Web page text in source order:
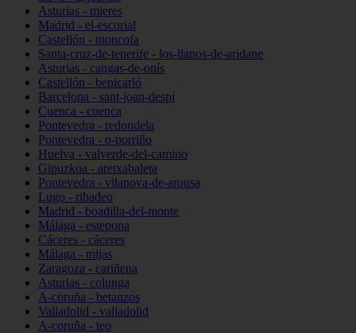
Asturias - mieres
Madrid - el-escorial
Castellón - moncofa
Santa-cruz-de-tenerife - los-llanos-de-aridane
Asturias - cangas-de-onís
Castellón - benicarló
Barcelona - sant-joan-despí
Cuenca - cuenca
Pontevedra - redondela
Pontevedra - o-porriño
Huelva - valverde-del-camino
Gipuzkoa - aretxabaleta
Pontevedra - vilanova-de-arousa
Lugo - ribadeo
Madrid - boadilla-del-monte
Málaga - estepona
Cáceres - cáceres
Málaga - mijas
Zaragoza - cariñena
Asturias - colunga
A-coruña - betanzos
Valladolid - valladolid
A-coruña - teo